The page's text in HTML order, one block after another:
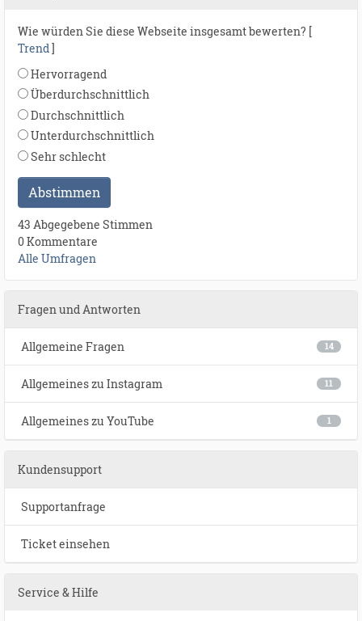
Wie würden Sie diese Webseite insgesamt bewerten? [
Trend ]
Hervorragend
Überdurchschnittlich
Durchschnittlich
Unterdurchschnittlich
Sehr schlecht
Abstimmen
43 Abgegebene Stimmen
0 Kommentare
Alle Umfragen
Fragen und Antworten
14
Allgemeine Fragen
11
Allgemeines zu Instagram
1
Allgemeines zu YouTube
Kundensupport
Supportanfrage
Ticket einsehen
Service & Hilfe